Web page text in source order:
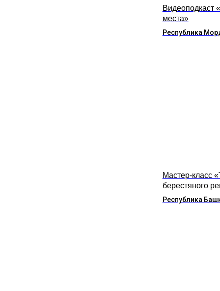
Видеоподкаст
места»
Республика
Мастер-класс
берестяного
Республика